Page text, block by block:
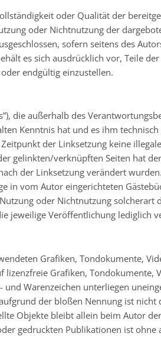
oder Qualität der
oder Nichtnutzung der
sofern seitens des
es sich ausdrücklich vor, Teile
endgültig einzustellen.
die außerhalb des
Kenntnis hat und es ihm
der Linksetzung keine
gelinkten/verknüpften Seiten hat
der Linksetzung verändert
in vom Autor eingerichteten
oder Nichtnutzung
jeweilige Veröffentlichung lediglich
Grafiken, Tondokumente,
Grafiken,
Warenzeichen unterliegen
der bloßen Nennung ist
Objekte bleibt allein beim Autor
gedruckten Publikationen ist